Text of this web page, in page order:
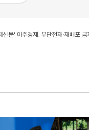
문' 아주경제. 무단전재·재배포 금